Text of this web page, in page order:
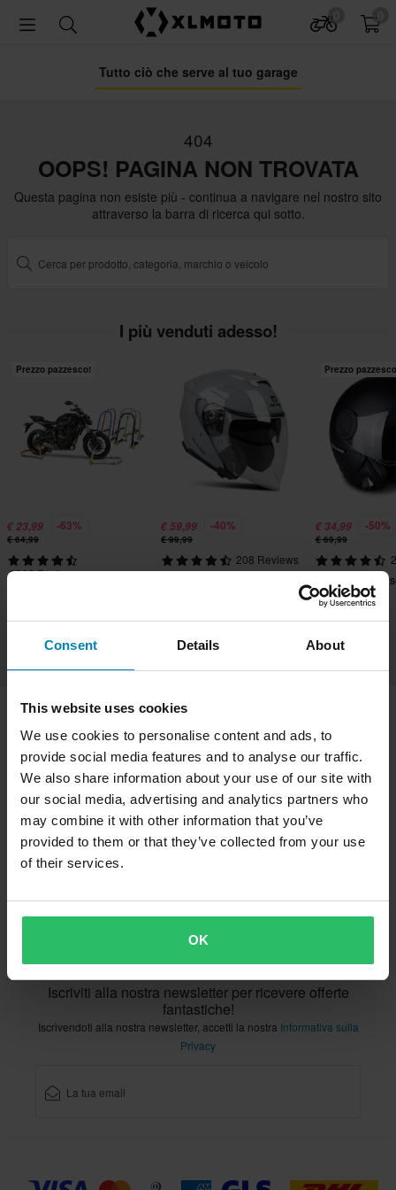
Consent Details About
This website uses cookies
We use cookies to personalise content and ads, to
provide social media features and to analyse our traffic.
We also share information about your use of our site with
our social media, advertising and analytics partners who
may combine it with other information that you’ve
provided to them or that they’ve collected from your use
of their services.
OK
Tutto ciò che serve al tuo garage
404
OOPS! PAGINA NON TROVATA
Questa pagina non esiste più - continua a navigare nel nostro sito
attraverso la barra di ricerca qui sotto.
I più venduti adesso!
Prezzo pazzesco!
€ 23,99 -63%
€ 64,99
9302 Reviews
€ 59,99 -40%
€ 99,99
208 Reviews
Prezzo
€ 34,99 -50%
€ 69,99
Casco Jet
Opaco
Spedizione e consegna
Termini e condizioni
Pagamento
Informativa sulla Privacy
Restituzioni
Diritto di recesso
Stato dell'ordine
Reclami & Controversie
Informazioni sul riciclo
Chi siamo xlmoto.it
Dichiarazione di conformità
Servizio Clienti info@xlmoto.it
Iscriviti alla nostra newsletter per ricevere offerte
fantastiche!
Iscrivendoti alla nostra newsletter, accetti la nostra Informativa sulla
Privacy